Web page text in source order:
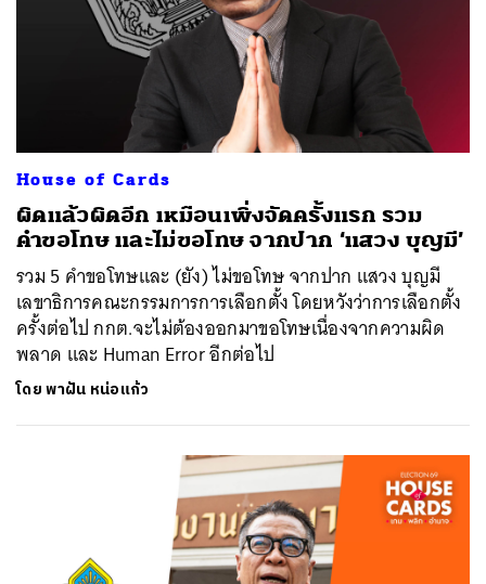
House of Cards
ผิดแล้วผิดอีก เหมือนเพิ่งจัดครั้งแรก รวม
คำขอโทษ และไม่ขอโทษ จากปาก ‘แสวง บุญมี’
รวม 5 คำขอโทษและ (ยัง) ไม่ขอโทษ จากปาก แสวง บุญมี
เลขาธิการคณะกรรมการการเลือกตั้ง โดยหวังว่าการเลือกตั้ง
ครั้งต่อไป กกต.จะไม่ต้องออกมาขอโทษเนื่องจากความผิด
พลาด และ Human Error อีกต่อไป
โดยพาฝัน หน่อแก้ว